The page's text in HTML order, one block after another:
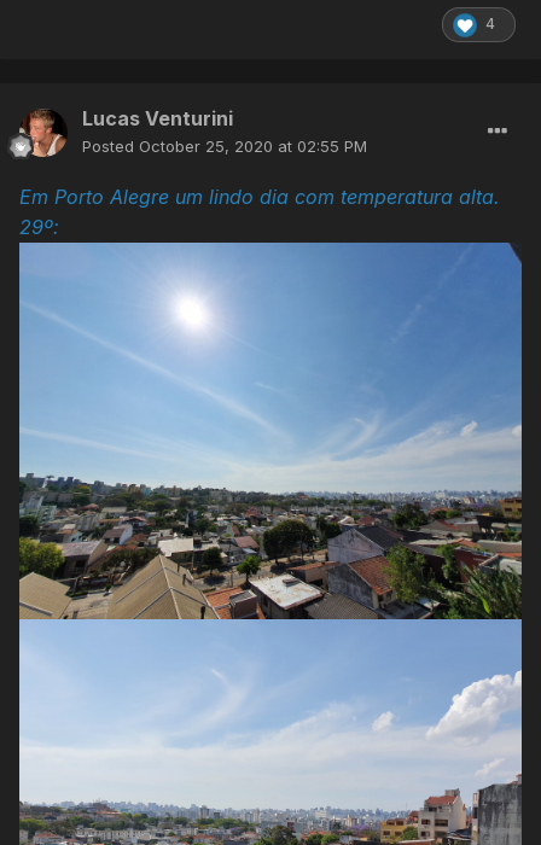
4
Lucas Venturini
Posted October 25, 2020 at 02:55 PM
Em Porto Alegre um lindo dia com temperatura alta.
29º: